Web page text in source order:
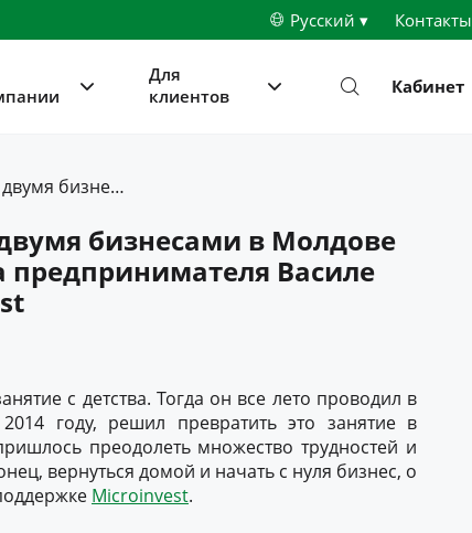
Русский ▾ Контакты
Для
клиентов
Кабинет
В свои 30 лет он руководит двумя бизнесами в Молдове и Германии. История успеха предпринимателя Василе Мунтяну, клиента Microinvest
бизнесами в Молдове
предпринимателя Василе
с детства. Тогда он все лето проводил в
году, решил превратить это занятие в
преодолеть множество трудностей и
вернуться домой и начать с нуля бизнес, о
Microinvest.